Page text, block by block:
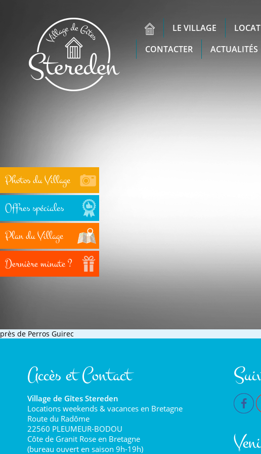
LE VILLAGE
CONTACTER
ACTUALITÉS
Photos du Village
Offres spéciales
Plan du Village
Dernière minute ?
près de Perros Guirec
Accès et Contact
Village de Gîtes Stereden
Locations weekends & vacances en Bretagne
Route du Radôme
22560 PLEUMEUR-BODOU
Côte de Granit Rose en Bretagne
(bureau ouvert en saison 9h-19h)